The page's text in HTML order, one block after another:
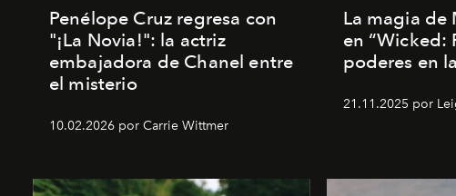
Penélope Cruz regresa con
"¡La Novia!": la actriz
embajadora de Chanel entre
el misterio
10.02.2026 por Carrie Wittmer
La magia de
en “Wicked:
poderes en
21.11.2025 por